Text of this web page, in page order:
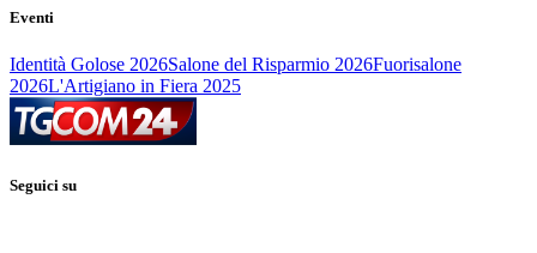
Eventi
Identità Golose 2026Salone del Risparmio 2026Fuorisalone
2026L'Artigiano in Fiera 2025
Seguici su